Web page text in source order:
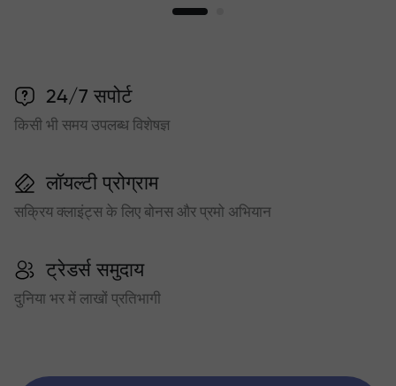
24/7 सपोर्ट
किसी भी समय उपलब्ध विशेषज्ञ
लॉयल्टी प्रोग्राम
सक्रिय क्लाइंट्स के लिए बोनस और प्रमो अभियान
ट्रेडर्स समुदाय
दुनिया भर में लाखों प्रतिभागी